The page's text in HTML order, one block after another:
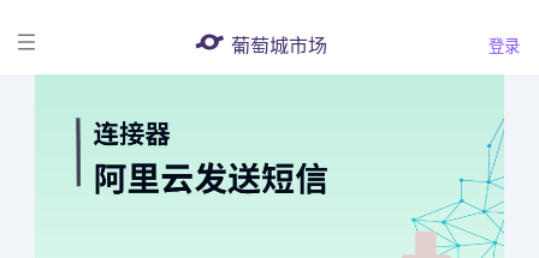
葡萄城市场 登录